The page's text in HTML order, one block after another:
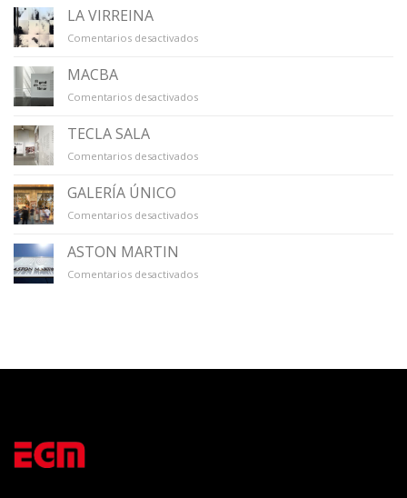
LA VIRREINA
Comentarios desactivadosen
MACBA
Comentarios desactivadosen
TECLA SALA
Comentarios desactivadosen
GALERÍA ÚNICO
Comentarios desactivadosen
ASTON MARTIN
Comentarios desactivadosen